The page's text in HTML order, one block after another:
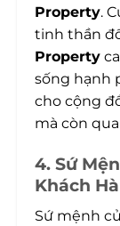
Property.
tinh thần
Property
sống hạnh
cho cộng
mà còn
4. Sứ
Khách
Sứ mệnh